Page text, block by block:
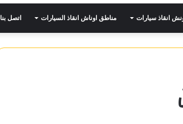
انقاذ سيارات مناطق اوناش انقاذ السيارات اتصل بنا